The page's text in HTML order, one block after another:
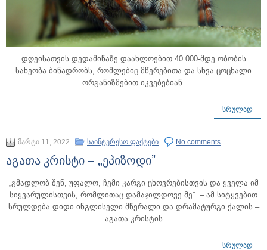
დღეისათვის დედამიწაზე დაახლოებით 40 000-მდე ობობის
სახეობა ბინადრობს, რომლებიც მწერებითა და სხვა ცოცხალი
ორგანიზმებით იკვებებიან.
ᲡᲠᲣᲚᲐᲓ
მარტი 11, 2022 საინტერესო ფაქტები No comments
აგათა კრისტი – „ეპიზოდი”
„გმადლობ შენ, უფალო, ჩემი კარგი ცხოვრებისთვის და ყველა იმ
სიყვარულისთვის, რომლითაც დამაჯილდოვე მე”. – ამ სიტყვებით
სრულდება დიდი ინგლისელი მწერალი და დრამატურგი ქალის –
აგათა კრისტის
ᲡᲠᲣᲚᲐᲓ